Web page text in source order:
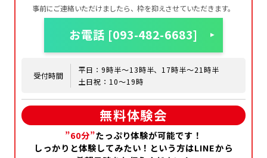
初めての方へ
特定商取引法
プライバシーポリシー
会員規約
事前にご連絡いただけましたら、枠を抑えさせていただきます。
お電話 [093-482-6683]
受付時間
平日：9時半～13時半、17時半～21時半
土日祝：10～19時
無料体験会
”60分”たっぷり体験が可能です！
しっかりと体験してみたい！という方はLINEから